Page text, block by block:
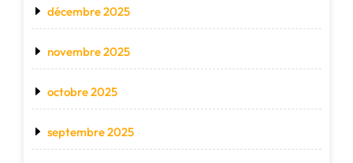
décembre 2025
novembre 2025
octobre 2025
septembre 2025